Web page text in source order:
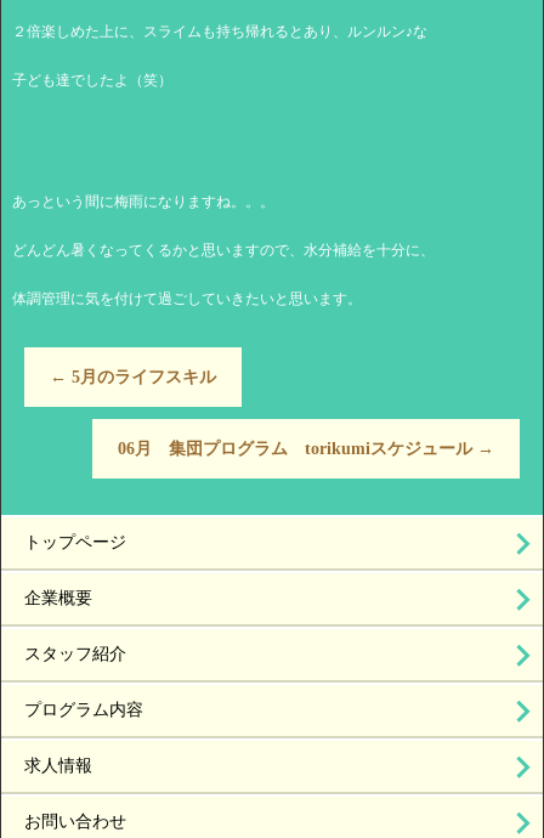
２倍楽しめた上に、スライムも持ち帰れるとあり、ルンルン♪な
子ども達でしたよ（笑）
あっという間に梅雨になりますね。。。
どんどん暑くなってくるかと思いますので、水分補給を十分に、
体調管理に気を付けて過ごしていきたいと思います。
← 5月のライフスキル
06月 集団プログラム torikumiスケジュール →
トップページ
企業概要
スタッフ紹介
プログラム内容
求人情報
お問い合わせ